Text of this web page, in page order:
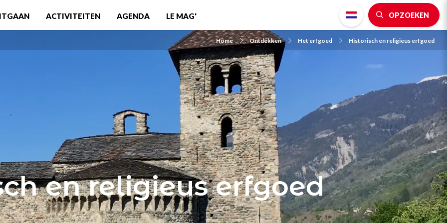
ACTIVITEITEN AGENDA LE MAG' OPZOEKEN
Home Ontdekken Het erfgoed Historisch en religieus erfgoed
en religieus erfgoed